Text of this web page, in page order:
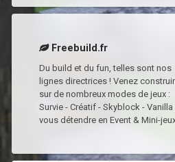
Freebuild.fr
Du build et du fun, telles sont nos
lignes directrices ! Venez
sur de nombreux modes de jeux :
Survie - Créatif - Skyblock - Vanilla
vous détendre en Event & Mini-